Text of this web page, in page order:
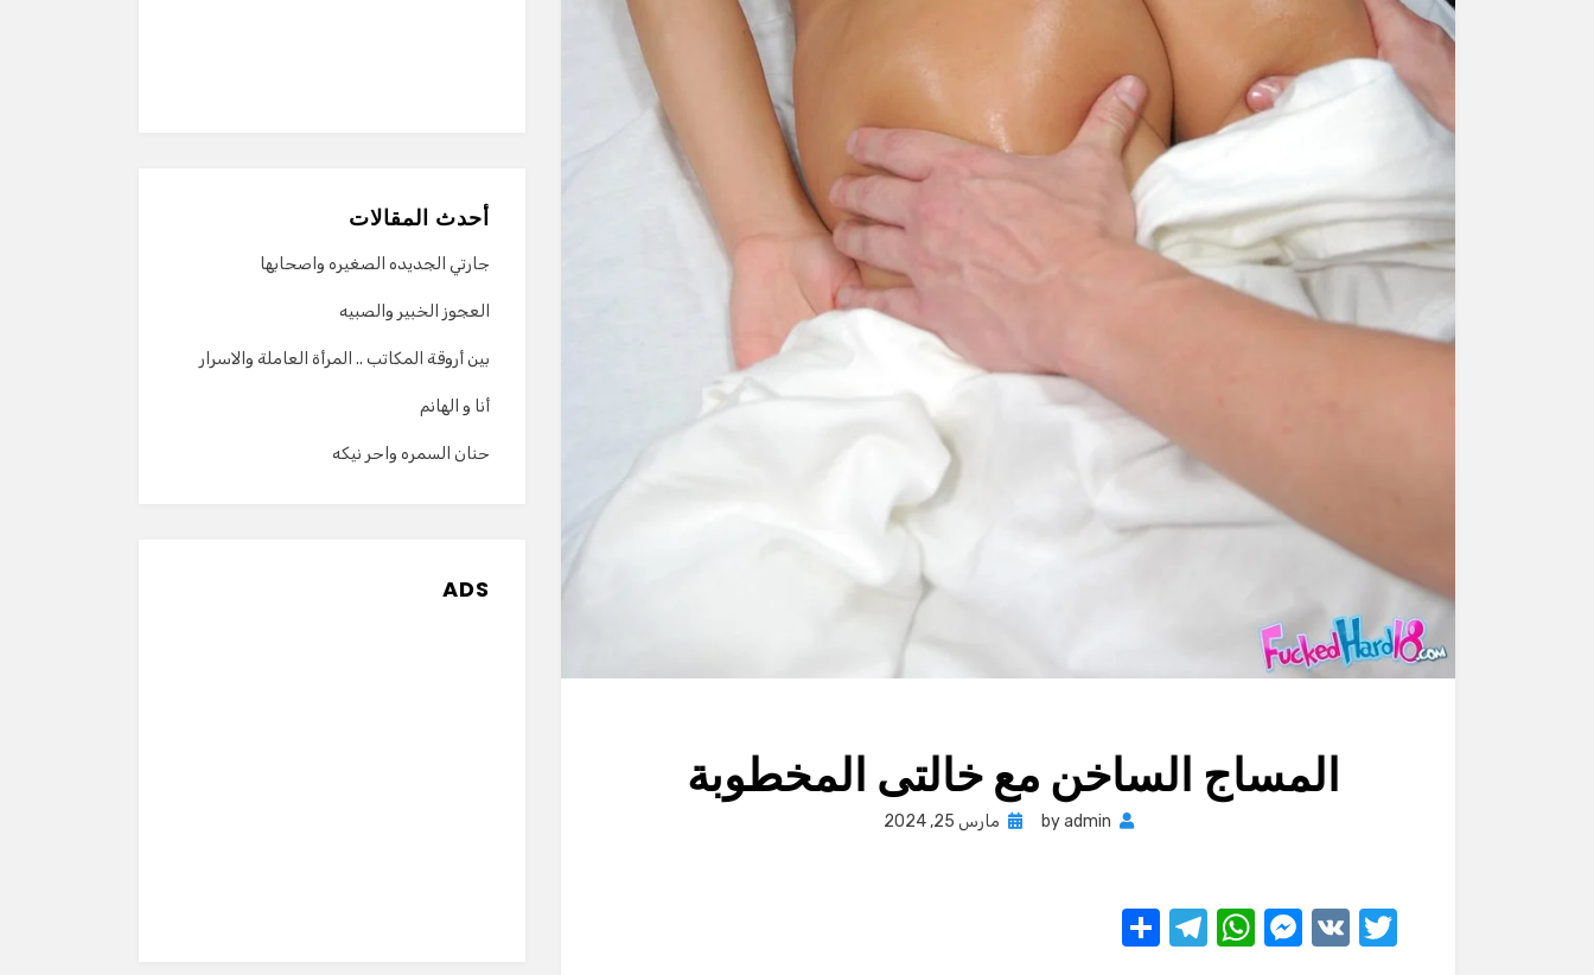
المساج الساخن مع خالتى المخطوبة
byadmin
Posted
مارس 25, 2024
T
V
M
W
T
أحدث المقالات
جارتي الجديده الصغيره واصحابها
العجوز الخبير والصبيه
بين أروقة المكاتب .. المرأة العاملة والاسرار
أنا و الهانم
حنان السمره واحر نيكه
ADS